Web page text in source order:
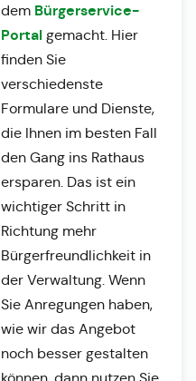
dem Bürgerservice-
Portalgemacht. Hier
finden Sie
verschiedenste
Formulare und Dienste,
die Ihnen im besten Fall
den Gang ins Rathaus
ersparen. Das ist ein
wichtiger Schritt in
Richtung mehr
Bürgerfreundlichkeit in
der Verwaltung. Wenn
Sie Anregungen haben,
wie wir das Angebot
noch besser gestalten